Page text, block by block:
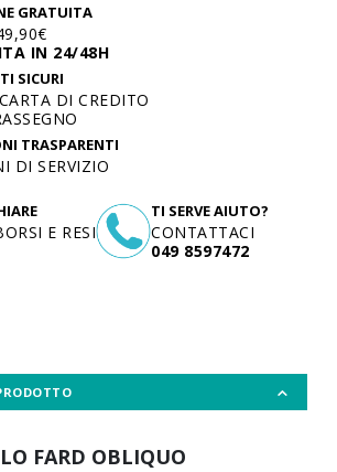
GRATUITA
IN 24/48H
TI SERVE AIUTO?
CONTATTACI
049 8597472
SICURI
DI CREDITO
TRASPARENTI
DI SERVIZIO
E RESI
FARD OBLIQUO